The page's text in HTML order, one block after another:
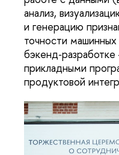
анализ,
и генерацию
точности
прикладными
продуктовой